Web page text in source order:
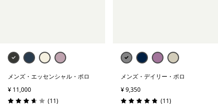
メンズ・エッセンシャル・ポロ
¥ 11,000
(11レビュー
)
メンズ・デイリー・ポロ
¥ 9,350
(11レビュー
)